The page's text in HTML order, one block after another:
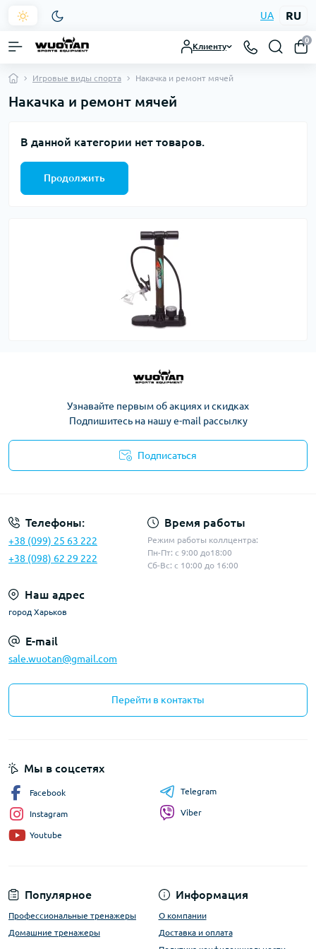
UA RU
Клиенту
0
Игровые виды спорта Накачка и ремонт мячей
Накачка и ремонт мячей
В данной категории нет товаров.
Продолжить
Узнавайте первым об акциях и скидках
Подпишитесь на нашу e-mail рассылку
Подписаться
Телефоны:
+38 (099) 25 63 222
+38 (098) 62 29 222
Время работы
Режим работы коллцентра:
Пн-Пт: с 9:00 до18:00
Сб-Вс: с 10:00 до 16:00
Наш адрес
город Харьков
E-mail
sale.wuotan@gmail.com
Перейти в контакты
Популярное
Профессиональные тренажеры
Домашние тренажеры
Информация
О компании
Доставка и оплата
Мы в соцсетях
Facebook
Instagram
Youtube
Telegram
Viber